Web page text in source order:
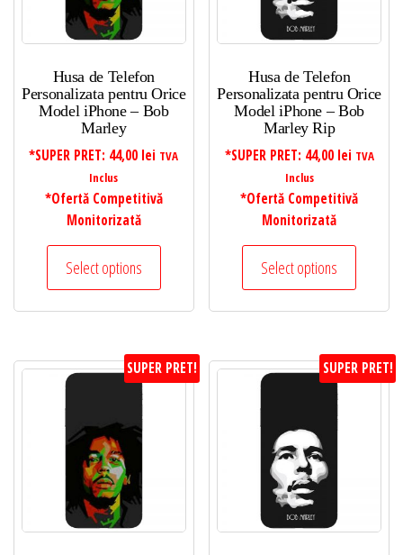
Husa de Telefon
Personalizata pentru Orice
Model iPhone – Bob
Marley
*SUPER PRET: 44,00 lei TVA
Inclus
*Ofertă Competitivă
Monitorizată
Select options
Husa de Telefon
Personalizata pentru Orice
Model iPhone – Bob
Marley Rip
*SUPER PRET: 44,00 lei TVA
Inclus
*Ofertă Competitivă
Monitorizată
Select options
SUPER PRET! SUPER PRET!